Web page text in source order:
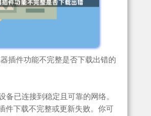
插件功能不完整是否下载出错的
备已连接到稳定且可靠的网络。
件下载不完整或更新失败。你可